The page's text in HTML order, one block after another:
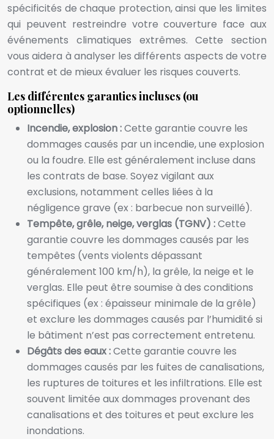
spécificités de chaque protection, ainsi que les limites
qui peuvent restreindre votre couverture face aux
événements climatiques extrêmes. Cette section
vous aidera à analyser les différents aspects de votre
contrat et de mieux évaluer les risques couverts.
Les différentes garanties incluses (ou
optionnelles)
Incendie, explosion :Cette garantie couvre les
dommages causés par un incendie, une explosion
ou la foudre. Elle est généralement incluse dans
les contrats de base. Soyez vigilant aux
exclusions, notamment celles liées à la
négligence grave (ex : barbecue non surveillé).
Tempête, grêle, neige, verglas (TGNV) :Cette
garantie couvre les dommages causés par les
tempêtes (vents violents dépassant
généralement 100 km/h), la grêle, la neige et le
verglas. Elle peut être soumise à des conditions
spécifiques (ex : épaisseur minimale de la grêle)
et exclure les dommages causés par l’humidité si
le bâtiment n’est pas correctement entretenu.
Dégâts des eaux :Cette garantie couvre les
dommages causés par les fuites de canalisations,
les ruptures de toitures et les infiltrations. Elle est
souvent limitée aux dommages provenant des
canalisations et des toitures et peut exclure les
inondations.